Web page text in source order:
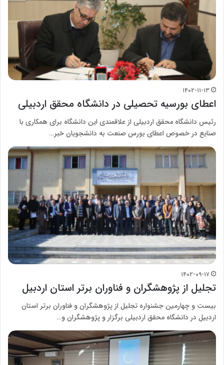
۱۴۰۲-۱۱-۱۳
اعطای بورسیه تحصیلی در دانشگاه محقق اردبیلی
رئیس دانشگاه محقق اردبیلی از علاقمندی این دانشگاه برای همکاری با
صنایع در خصوص اعطای بورس صنعت به دانشجویان خبر…
۱۴۰۲-۰۹-۱۷
تجلیل از پژوهشگران و فناوران برتر استان اردبیل
بیست و چهارمین جشنواره تجلیل از پژوهشگران و فناوران برتر استان
اردبیل در دانشگاه محقق اردبیلی برگزار و پژوهشگران و…